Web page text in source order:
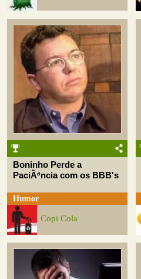
Boninho Perde a
PaciÃªncia com os BBB's
Humor
Copi Cola